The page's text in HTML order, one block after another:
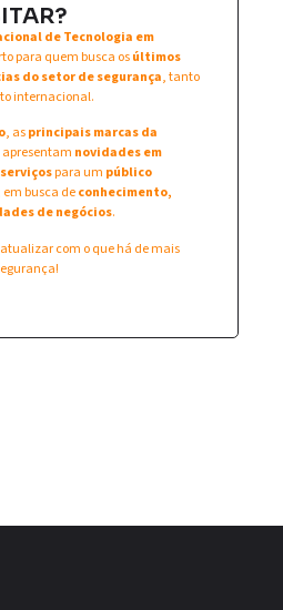
de Tecnologia em
para quem busca osúltimos
do setor de segurança, tanto
internacional.
, asprincipais marcas da
apresentam novidades em
para um público
em busca deconhecimento,
de negócios.
com o que há de mais